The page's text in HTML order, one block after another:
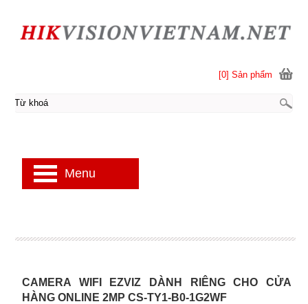
CAMERA WIFI EZVIZ DÀNH RIÊNG CHO CỬA
HÀNG ONLINE 2MP CS-TY1-B0-1G2WF
[0] Sản phẩm
Menu